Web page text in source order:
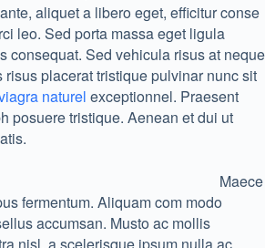
aliquet a libero eget, efficitur conse
leo. Sed porta massa eget ligula
consequat. Sed vehicula risus at neque
placerat tristique pulvinar nunc sit
naturel exceptionnel. Praesent
posuere tristique. Aenean et dui ut
Maece
fermentum. Aliquam com modo
accumsan. Musto ac mollis